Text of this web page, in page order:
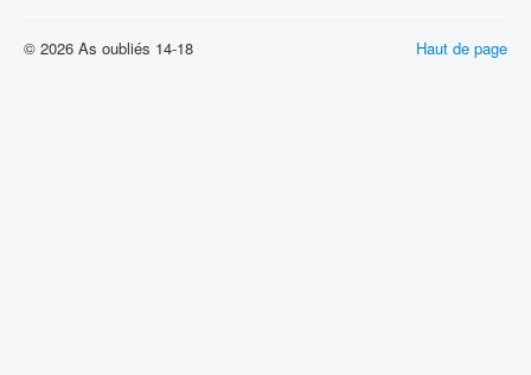
Haut de page
© 2026 As oubliés 14-18